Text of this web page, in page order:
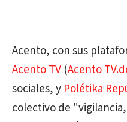
Acento, con sus
Acento TV (Acento
sociales, yPolétika
colectivo de